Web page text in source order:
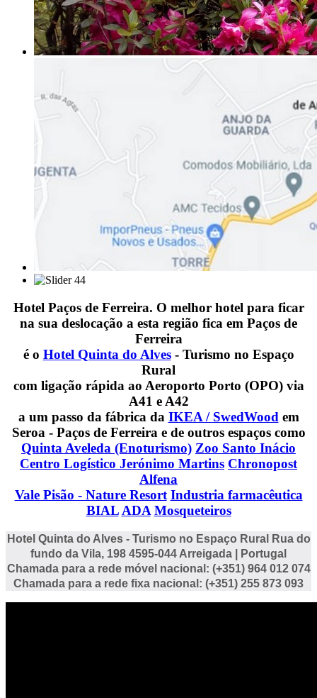
Hotel Paços de Ferreira. O melhor hotel para ficar
na sua deslocação a esta região fica em Paços de
Ferreira
é o Hotel Quinta do Alves- Turismo no Espaço
Rural
com ligação rápida ao Aeroporto Porto (OPO) via
A41 e A42
a um passo da fábrica da IKEA / SwedWood em
Seroa - Paços de Ferreira e de outros espaços como
Quinta Aveleda (Enoturismo) Zoo Santo Inácio
Centro Logístico Jerónimo Martins Chronopost
Alfena
Vale Pisão - Nature Resort Industria farmacêutica
BIAL ADA Mosqueteiros
Hotel Quinta do Alves - Turismo no Espaço Rural
Rua do
fundo da Vila, 198 4595-044 Arreigada | Portugal
Chamada para a rede móvel nacional: (+351) 964 012 074
Chamada para a rede fixa nacional: (+351) 255 873 093